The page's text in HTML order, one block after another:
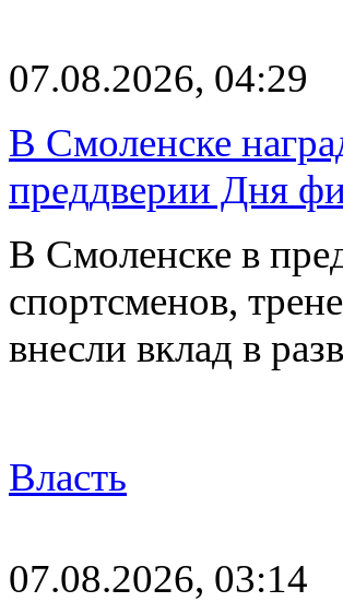
07.08.2026, 04:29
В Смоленске
преддверии Дня
В Смоленске в
спортсменов,
внесли вклад в
Власть
07.08.2026, 03:14